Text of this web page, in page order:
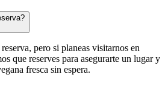
pero si planeas visitarnos en
que reserves para asegurarte un lugar y
fresca sin espera.